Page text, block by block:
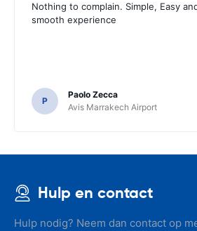
Nothing to complain. Simple, Easy
smooth experience
P
Paolo Zecca
Avis Marrakech Airport
Hulp en contact
Hulp nodig? Neem dan contact op